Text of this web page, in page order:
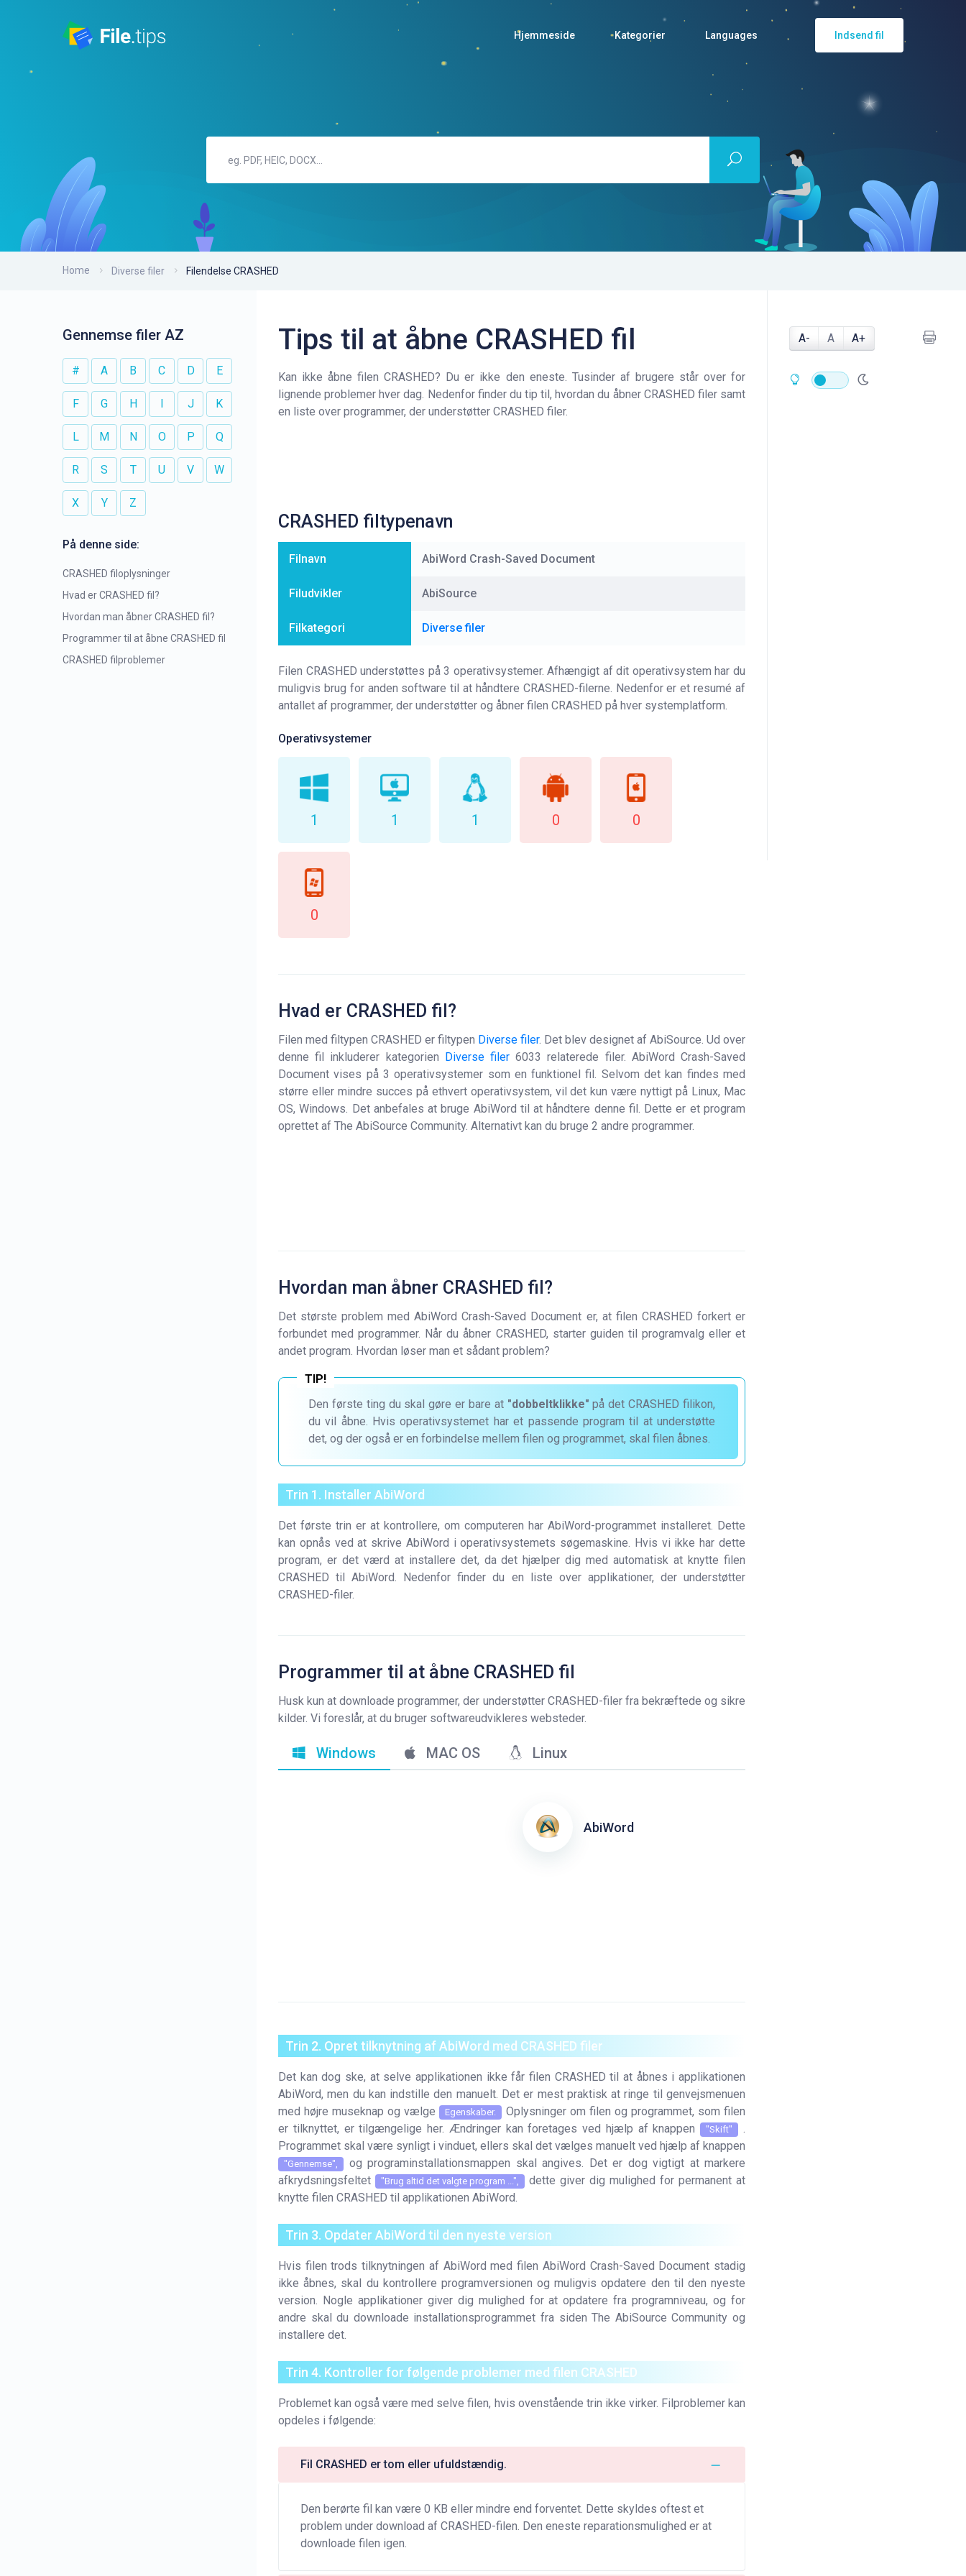
Hjemmeside Kategorier Languages Indsend fil
Home Diverse filer Filendelse CRASHED
Gennemse filer AZ
# A B C D E
F G H I J K
L M N O P Q
R S T U V W
X Y Z
På denne side:
CRASHED filoplysninger
Hvad er CRASHED fil?
Hvordan man åbner CRASHED fil?
Programmer til at åbne CRASHED fil
CRASHED filproblemer
Tips til at åbne CRASHED fil
Kan ikke åbne filen CRASHED? Du er ikke den eneste. Tusinder af brugere står over for
lignende problemer hver dag. Nedenfor finder du tip til, hvordan du åbner CRASHED filer samt
en liste over programmer, der understøtter CRASHED filer.
CRASHED filtypenavn
Filnavn AbiWord Crash-Saved Document
Filudvikler AbiSource
Filkategori Diverse filer
Filen CRASHED understøttes på 3 operativsystemer. Afhængigt af dit operativsystem har du
muligvis brug for anden software til at håndtere CRASHED-filerne. Nedenfor er et resumé af
antallet af programmer, der understøtter og åbner filen CRASHED på hver systemplatform.
Operativsystemer
1 1 1 0 0
0
Hvad er CRASHED fil?
Filen med filtypen CRASHED er filtypen Diverse filer. Det blev designet af AbiSource. Ud over
denne fil inkluderer kategorien Diverse filer 6033 relaterede filer. AbiWord Crash-Saved
Document vises på 3 operativsystemer som en funktionel fil. Selvom det kan findes med
større eller mindre succes på ethvert operativsystem, vil det kun være nyttigt på Linux, Mac
OS, Windows. Det anbefales at bruge AbiWord til at håndtere denne fil. Dette er et program
oprettet af The AbiSource Community. Alternativt kan du bruge 2 andre programmer.
Hvordan man åbner CRASHED fil?
Det største problem med AbiWord Crash-Saved Document er, at filen CRASHED forkert er
forbundet med programmer. Når du åbner CRASHED, starter guiden til programvalg eller et
andet program. Hvordan løser man et sådant problem?
Den første ting du skal gøre er bare at "dobbeltklikke" på det CRASHED filikon,
du vil åbne. Hvis operativsystemet har et passende program til at understøtte
det, og der også er en forbindelse mellem filen og programmet, skal filen åbnes.
Trin 1. Installer AbiWord
Det første trin er at kontrollere, om computeren har AbiWord-programmet installeret. Dette
kan opnås ved at skrive AbiWord i operativsystemets søgemaskine. Hvis vi ikke har dette
program, er det værd at installere det, da det hjælper dig med automatisk at knytte filen
CRASHED til AbiWord. Nedenfor finder du en liste over applikationer, der understøtter
CRASHED-filer.
Programmer til at åbne CRASHED fil
Husk kun at downloade programmer, der understøtter CRASHED-filer fra bekræftede og sikre
kilder. Vi foreslår, at du bruger softwareudvikleres websteder.
Windows MAC OS Linux
AbiWord
Trin 2. Opret tilknytning af AbiWord med CRASHED filer
Det kan dog ske, at selve applikationen ikke får filen CRASHED til at åbnes i applikationen
AbiWord, men du kan indstille den manuelt. Det er mest praktisk at ringe til genvejsmenuen
med højre museknap og vælge Egenskaber.
Oplysninger om filen og programmet, som filen
er tilknyttet, er tilgængelige her. Ændringer kan foretages ved hjælp af knappen "Skift"
.
Programmet skal være synligt i vinduet, ellers skal det vælges manuelt ved hjælp af knappen
"Gennemse",
og programinstallationsmappen skal angives. Det er dog vigtigt at markere
afkrydsningsfeltet
"Brug altid det valgte program ...",
dette giver dig mulighed for permanent at
knytte filen CRASHED til applikationen AbiWord.
Trin 3. Opdater AbiWord til den nyeste version
Hvis filen trods tilknytningen af AbiWord med filen AbiWord Crash-Saved Document stadig
ikke åbnes, skal du kontrollere programversionen og muligvis opdatere den til den nyeste
version. Nogle applikationer giver dig mulighed for at opdatere fra programniveau, og for
andre skal du downloade installationsprogrammet fra siden The AbiSource Community og
installere det.
Trin 4. Kontroller for følgende problemer med filen CRASHED
Problemet kan også være med selve filen, hvis ovenstående trin ikke virker. Filproblemer kan
opdeles i følgende:
Fil CRASHED er tom eller ufuldstændig.
Den berørte fil kan være 0 KB eller mindre end forventet. Dette skyldes oftest et
problem under download af CRASHED-filen. Den eneste reparationsmulighed er at
downloade filen igen.
A- A A+